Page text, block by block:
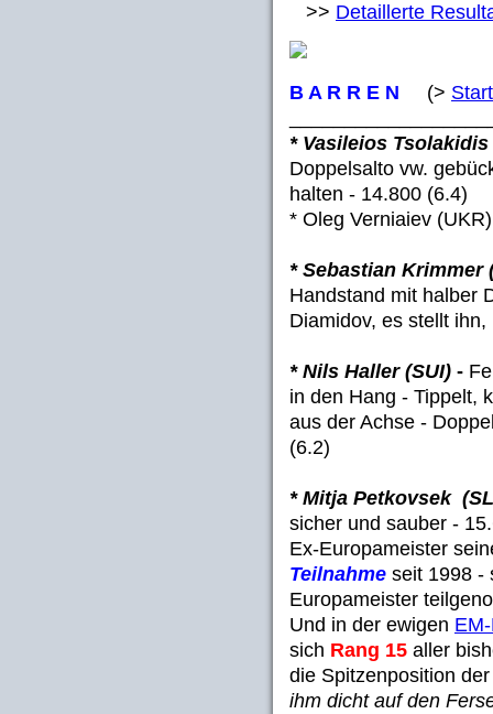
>> Detaillerte
B A R R E N (>
* Vasileios Tsolakidis
Doppelsalto vw.
halten - 14.800 (6.4)
* Oleg Verniaiev
* Sebastian Krimmer
Handstand mit halber
Diamidov, es stellt
* Nils Haller (SUI) -
in den Hang - Tippelt,
aus der Achse -
(6.2)
* Mitja Petkovsek
sicher und sauber -
Ex-Europameister
Teilnahme seit 1998 -
Europameister
Und in der ewigen
sich Rang 15 aller
die Spitzenposition
ihm dicht auf den